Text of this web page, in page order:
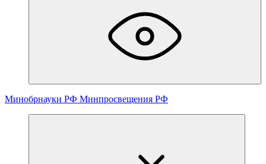
Минобрнауки РФ Минпросвещения РФ